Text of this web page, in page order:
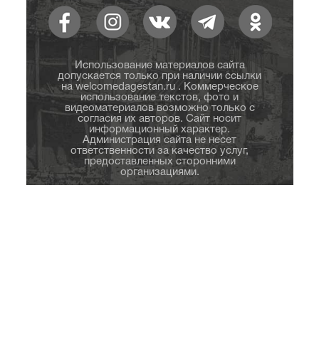
Использование материалов сайта
допускается только при наличии ссылки
на welcomedagestan.ru . Коммерческое
использование текстов, фото и
видеоматериалов возможно только с
согласия их авторов. Сайт носит
информационный характер.
Администрация сайта не несет
ответственности за качество услуг,
предоставленных сторонними
организациями.